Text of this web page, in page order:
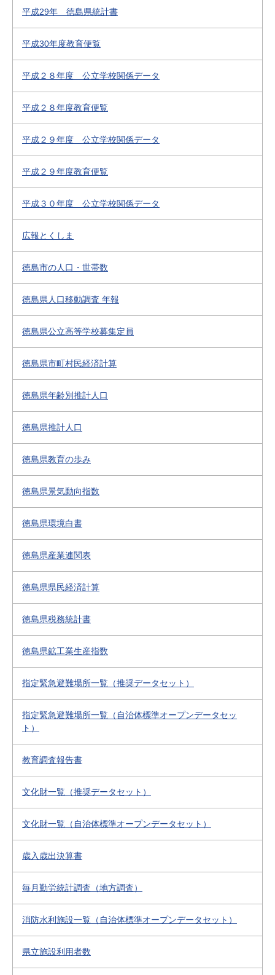
平成29年 徳島県統計書
平成30年度教育便覧
平成２８年度 公立学校関係データ
平成２８年度教育便覧
平成２９年度 公立学校関係データ
平成２９年度教育便覧
平成３０年度 公立学校関係データ
広報とくしま
徳島市の人口・世帯数
徳島県人口移動調査 年報
徳島県公立高等学校募集定員
徳島県市町村民経済計算
徳島県年齢別推計人口
徳島県推計人口
徳島県教育の歩み
徳島県景気動向指数
徳島県環境白書
徳島県産業連関表
徳島県県民経済計算
徳島県税務統計書
徳島県鉱工業生産指数
指定緊急避難場所一覧（推奨データセット）
指定緊急避難場所一覧（自治体標準オープンデータセッ
ト）
教育調査報告書
文化財一覧（推奨データセット）
文化財一覧（自治体標準オープンデータセット）
歳入歳出決算書
毎月勤労統計調査（地方調査）
消防水利施設一覧（自治体標準オープンデータセット）
県立施設利用者数